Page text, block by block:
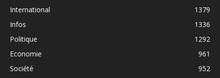
International
1379
Infos
1336
Politique
1292
Economie
961
Société
952